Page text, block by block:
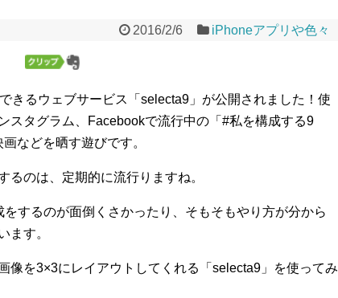
2016/2/6 iPhoneアプリや色々
きるウェブサービス「selecta9」が公開されました！使
スタグラム、Facebookで流行中の「#私を構成する9
などを晒す遊びです。
るのは、定期的に流行りますね。
するのが面倒くさかったり、そもそもやり方が分から
ます。
像を3×3にレイアウトしてくれる「selecta9」を使ってみ